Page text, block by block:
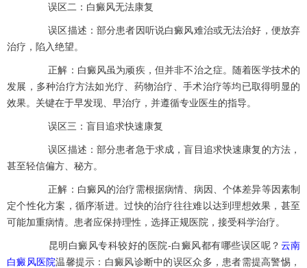
误区二：白癜风无法康复
误区描述：部分患者因听说白癜风难治或无法治好，便放弃
治疗，陷入绝望。
正解：白癜风虽为顽疾，但并非不治之症。随着医学技术的
发展，多种治疗方法如光疗、药物治疗、手术治疗等均已取得明显的
效果。关键在于早发现、早治疗，并遵循专业医生的指导。
误区三：盲目追求快速康复
误区描述：部分患者急于求成，盲目追求快速康复的方法，
甚至轻信偏方、秘方。
正解：白癜风的治疗需根据病情、病因、个体差异等因素制
定个性化方案，循序渐进。过快的治疗往往难以达到理想效果，甚至
可能加重病情。患者应保持理性，选择正规医院，接受科学治疗。
昆明白癜风专科较好的医院-白癜风都有哪些误区呢？ 云南
白癜风医院温馨提示：白癜风诊断中的误区众多，患者需提高警惕，